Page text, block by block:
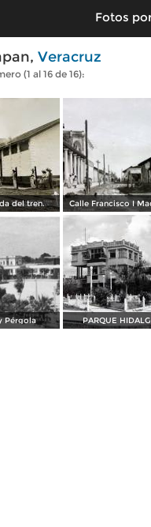
Fotos
Veracruz
(1 al 16 de 16):
del tren. Calle Francisco I
Pérgola PARQUE